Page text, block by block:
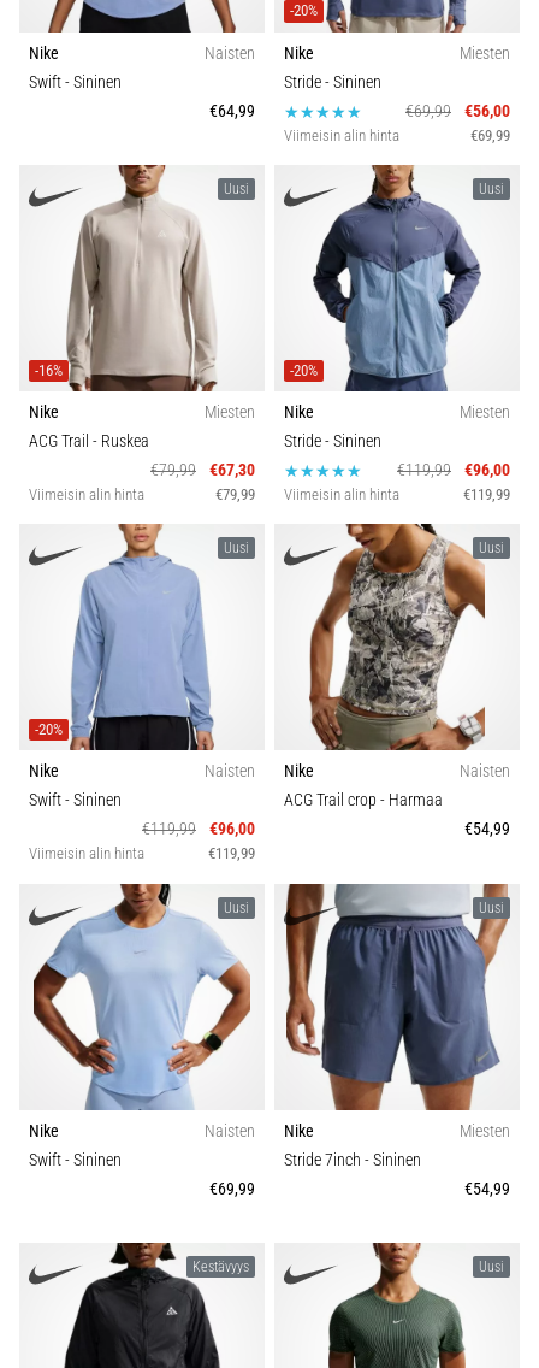
Nike
Naisten
Swift- Sininen
€64,99
-20%
Nike
Miesten
Stride- Sininen
€69,99
€56,00
Viimeisin alin hinta €69,99
Uusi
-16%
Nike
Miesten
ACG Trail - Ruskea
€79,99
€67,30
Viimeisin alin hinta €79,99
Uusi
-20%
Nike
Miesten
Stride- Sininen
€119,99
€96,00
Viimeisin alin hinta €119,99
Uusi
-20%
Nike
Naisten
Swift- Sininen
€119,99
€96,00
Viimeisin alin hinta €119,99
Uusi
Nike
Naisten
ACG Trail crop - Harmaa
€54,99
Uusi
Nike
Naisten
Swift- Sininen
€69,99
Uusi
Nike
Miesten
Stride 7inch - Sininen
€54,99
Kestävyys Uusi